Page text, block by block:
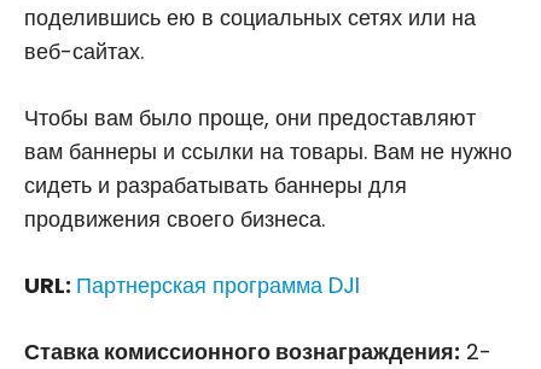
поделившись ею в социальных сетях или на
веб-сайтах.
Чтобы вам было проще, они предоставляют
вам баннеры и ссылки на товары. Вам не нужно
сидеть и разрабатывать баннеры для
продвижения своего бизнеса.
URL: Партнерская программа DJI
Ставка комиссионного вознаграждения: 2-